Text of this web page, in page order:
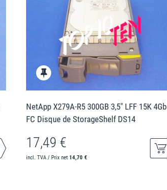
NetApp X279A-R5 300GB 3,5" LFF 15K 4Gb
FC Disque de StorageShelf DS14
17,49 €
incl. TVA / Prix net14,70 €